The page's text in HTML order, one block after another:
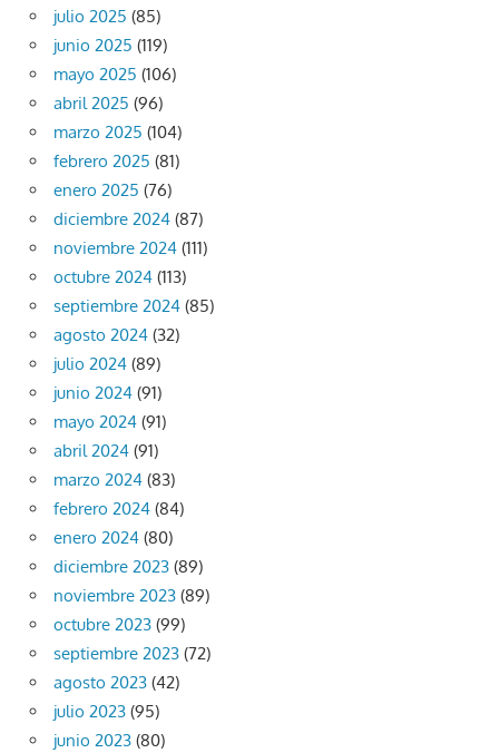
julio 2025 (85)
junio 2025 (119)
mayo 2025 (106)
abril 2025 (96)
marzo 2025 (104)
febrero 2025 (81)
enero 2025 (76)
diciembre 2024 (87)
noviembre 2024 (111)
octubre 2024 (113)
septiembre 2024 (85)
agosto 2024 (32)
julio 2024 (89)
junio 2024 (91)
mayo 2024 (91)
abril 2024 (91)
marzo 2024 (83)
febrero 2024 (84)
enero 2024 (80)
diciembre 2023 (89)
noviembre 2023 (89)
octubre 2023 (99)
septiembre 2023 (72)
agosto 2023 (42)
julio 2023 (95)
junio 2023 (80)